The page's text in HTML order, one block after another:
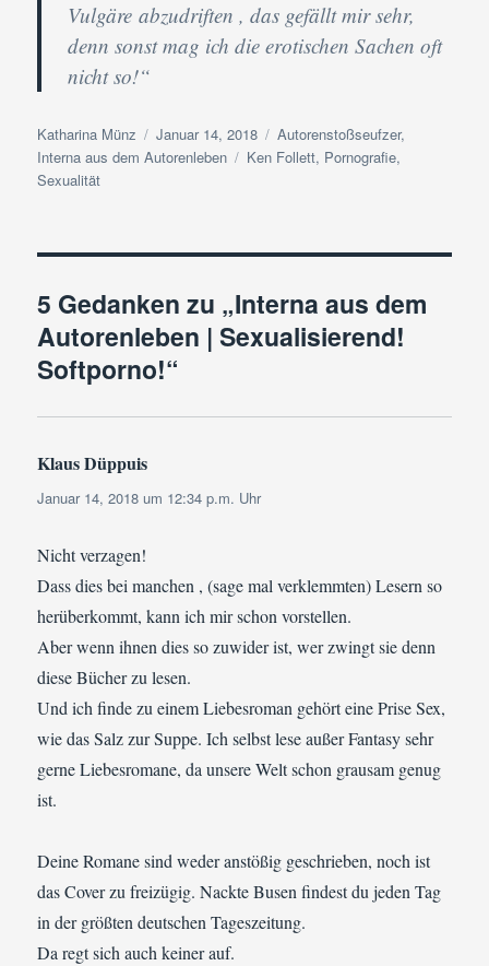
Vulgäre abzudriften , das gefällt mir sehr,
denn sonst mag ich die erotischen Sachen oft
nicht so!“
Autor
Katharina Münz
Veröffentlicht
am
Januar 14, 2018 Kategorien
Autorenstoßseufzer,
Interna aus dem Autorenleben
Schlagwörter
Ken Follett, Pornografie,
Sexualität
5 Gedanken zu „Interna aus dem
Autorenleben | Sexualisierend!
Softporno!“
Klaus Düppuis
Januar 14, 2018 um 12:34 p.m. Uhr
Nicht verzagen!
Dass dies bei manchen , (sage mal verklemmten) Lesern so
herüberkommt, kann ich mir schon vorstellen.
Aber wenn ihnen dies so zuwider ist, wer zwingt sie denn
diese Bücher zu lesen.
Und ich finde zu einem Liebesroman gehört eine Prise Sex,
wie das Salz zur Suppe. Ich selbst lese außer Fantasy sehr
gerne Liebesromane, da unsere Welt schon grausam genug
ist.
Deine Romane sind weder anstößig geschrieben, noch ist
das Cover zu freizügig. Nackte Busen findest du jeden Tag
in der größten deutschen Tageszeitung.
Da regt sich auch keiner auf.